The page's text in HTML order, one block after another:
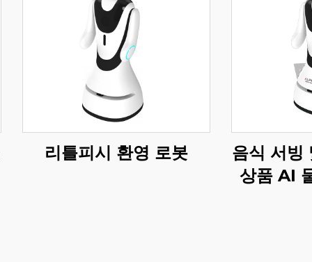
리틀피시 환영 로봇
음식 서빙
상품 AI